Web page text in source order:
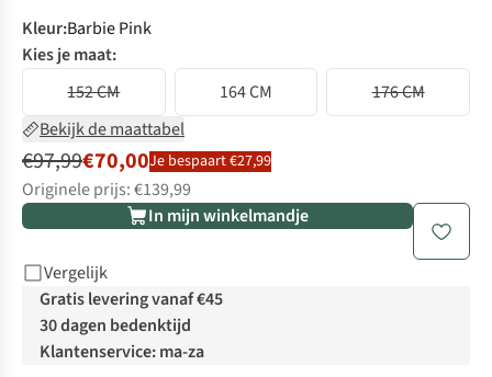
Kleur:Barbie Pink
Kies je maat:
152 CM
164 CM
176 CM
Bekijk de maattabel
€97,99€70,00Je bespaart €27,99
Originele prijs: €139,99
In mijn winkelmandje
Vergelijk
Gratis levering vanaf €45
30 dagen bedenktijd
Klantenservice: ma-za